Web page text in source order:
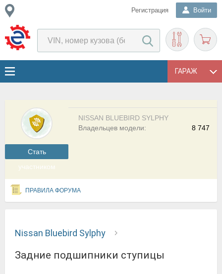
Регистрация Войти
ГАРАЖ
Cтать
участником
NISSAN BLUEBIRD SYLPHY
8 747
Владельцев модели:
ПРАВИЛА ФОРУМА
Nissan Bluebird Sylphy
Задние подшипники ступицы